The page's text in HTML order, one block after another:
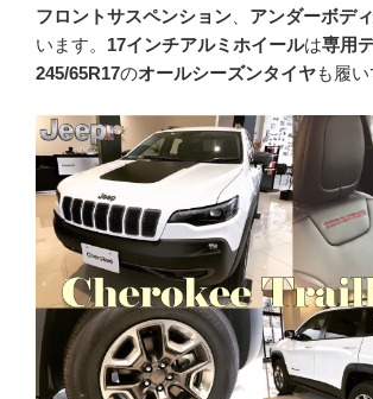
フロントサスペンション
アンダーボディ
います。 17インチアルミホイールは専用
245/65R17のオールシーズンタイヤも履い